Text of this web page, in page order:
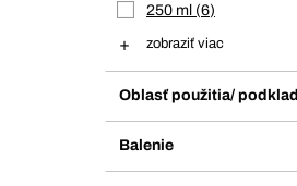
250 ml
6
zobraziť viac
Oblasť použitia/ podklad
Balenie